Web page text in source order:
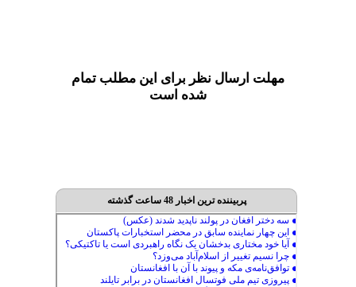
مهلت ارسال نظر برای این مطلب تمام
شده است
پربیننده ترین اخبار 48 ساعت گذشته